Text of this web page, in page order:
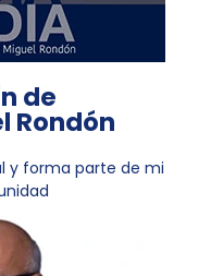
de
Rondón
y forma parte de mi